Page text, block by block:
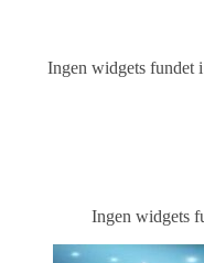
Ingen widgets fundet
Ingen widgets